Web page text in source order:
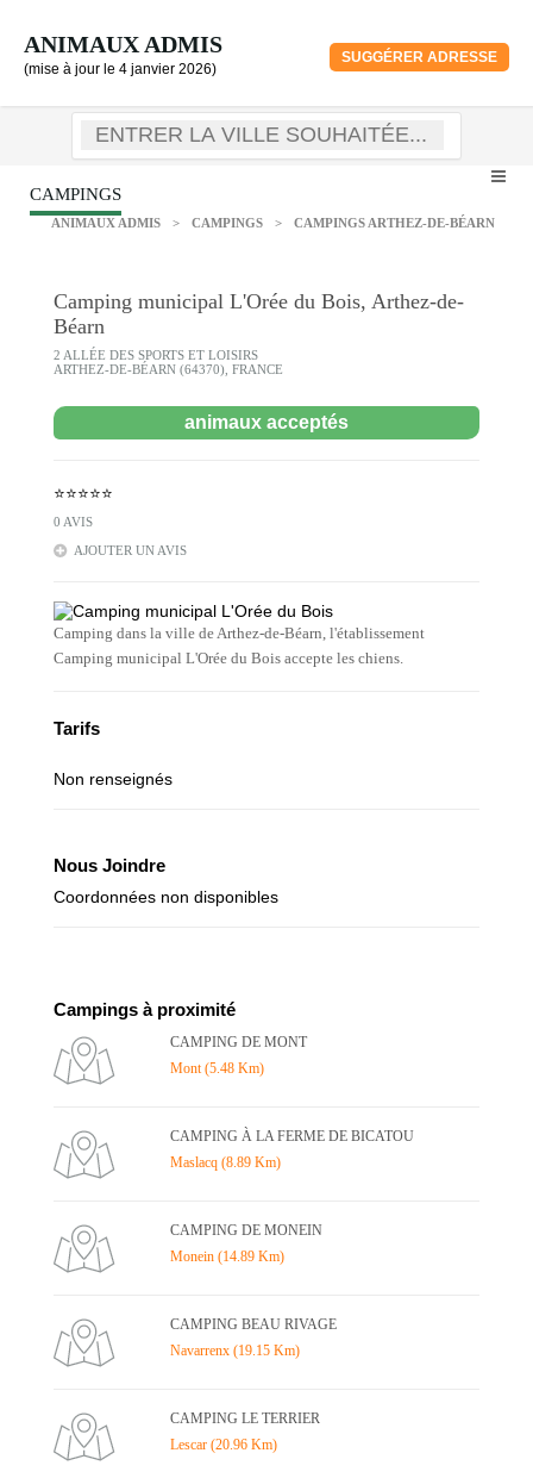
ANIMAUX ADMIS
(mise à jour le 4 janvier 2026)
SUGGÉRER ADRESSE
CAMPINGS
ANIMAUX ADMIS > CAMPINGS > CAMPINGS ARTHEZ-DE-BÉARN
Camping municipal L'Orée du Bois, Arthez-de-
Béarn
2 ALLÉE DES SPORTS ET LOISIRS
ARTHEZ-DE-BÉARN (64370), FRANCE
animaux acceptés
⭐⭐⭐⭐⭐
0 AVIS
AJOUTER UN AVIS
Camping dans la ville de Arthez-de-Béarn, l'établissement
Camping municipal L'Orée du Bois accepte les chiens.
Tarifs
Non renseignés
Nous Joindre
Coordonnées non disponibles
Campings à proximité
CAMPING DE MONT
Mont (5.48 Km)
CAMPING À LA FERME DE BICATOU
Maslacq (8.89 Km)
CAMPING DE MONEIN
Monein (14.89 Km)
CAMPING BEAU RIVAGE
Navarrenx (19.15 Km)
CAMPING LE TERRIER
Lescar (20.96 Km)